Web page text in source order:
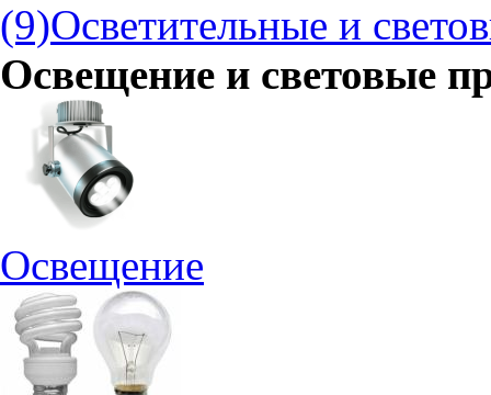
(9)Осветительные и
Освещение и световые
Освещение